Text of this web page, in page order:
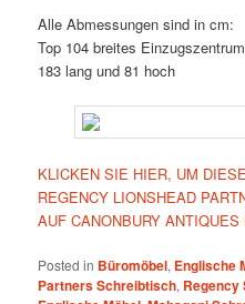
Alle Abmessungen sind in cm:
Top 104 breites
183 lang und 81 hoch
KLICKEN SIE HIER, UM
REGENCY LIONSHEAD
AUF CANONBURY ANTIQUES
Posted in Büromöbel, Englische
Partners Schreibtisch, Regency